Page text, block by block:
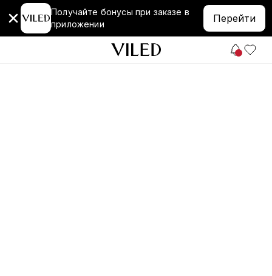
Получайте бонусы при заказе в
приложении
Перейти